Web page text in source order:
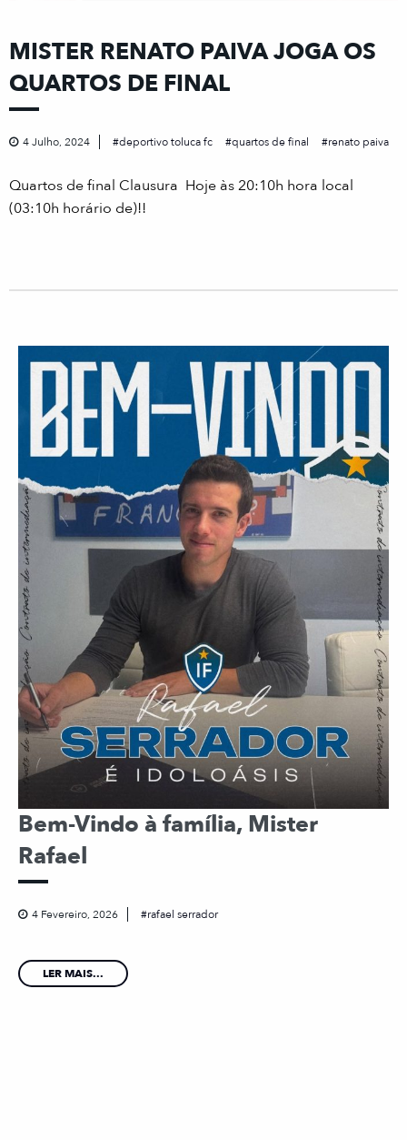
MISTER RENATO PAIVA JOGA OS
QUARTOS DE FINAL
4 Julho, 2024 deportivo toluca fc quartos de final renato paiva
Quartos de final Clausura Hoje às 20:10h hora local
(03:10h horário de)!!
Bem-Vindo à família, Mister
Rafael
4 Fevereiro, 2026 rafael serrador
LER MAIS...